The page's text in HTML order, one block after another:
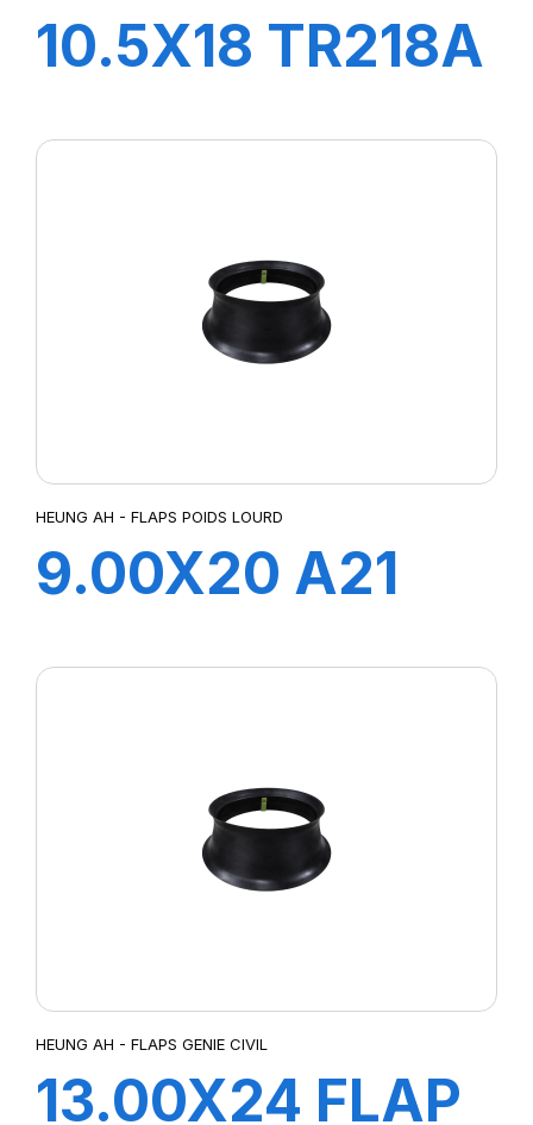
10.5X18 TR218A
HEUNG AH - FLAPS POIDS LOURD
9.00X20 A21
HEUNG AH - FLAPS GENIE CIVIL
13.00X24 FLAP